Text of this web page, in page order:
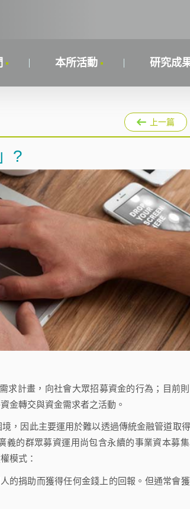
本所活動 研究成
上一篇
?
計畫，向社會大眾招募資金的行為；目前
金轉交與資金需求者之活動。
因此主要運用於難以透過傳統金融管道取得
的群眾募資運用尚包含永續的事業資本募
模式：
的捐助而獲得任何金錢上的回報。但通常會